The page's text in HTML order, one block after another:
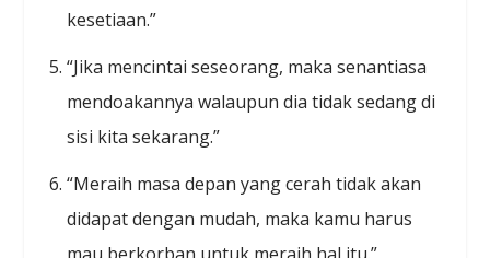
kesetiaan.”
“Jika mencintai seseorang, maka senantiasa
mendoakannya walaupun dia tidak sedang di
sisi kita sekarang.”
“Meraih masa depan yang cerah tidak akan
didapat dengan mudah, maka kamu harus